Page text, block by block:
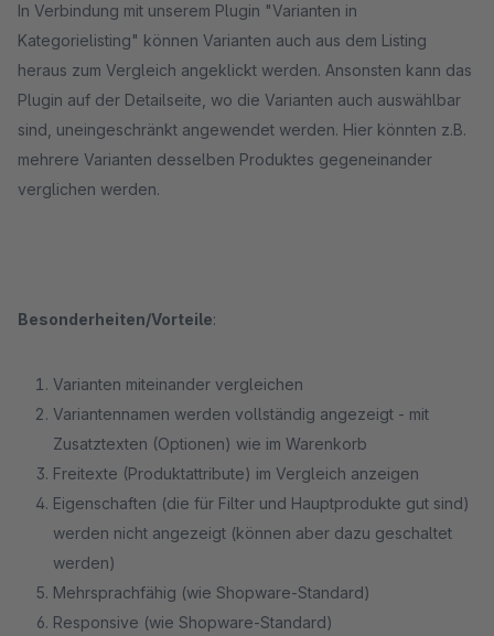
In Verbindung mit unserem Plugin "Varianten in
Kategorielisting" können Varianten auch aus dem Listing
heraus zum Vergleich angeklickt werden. Ansonsten kann das
Plugin auf der Detailseite, wo die Varianten auch auswählbar
sind, uneingeschränkt angewendet werden. Hier könnten z.B.
mehrere Varianten desselben Produktes gegeneinander
verglichen werden.
Besonderheiten/Vorteile:
Varianten miteinander vergleichen
Variantennamen werden vollständig angezeigt - mit
Zusatztexten (Optionen) wie im Warenkorb
Freitexte (Produktattribute) im Vergleich anzeigen
Eigenschaften (die für Filter und Hauptprodukte gut sind)
werden nicht angezeigt (können aber dazu geschaltet
werden)
Mehrsprachfähig (wie Shopware-Standard)
Responsive (wie Shopware-Standard)